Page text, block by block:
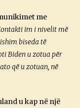
me
im i nivelit më
biseda të
Biden u zotua për
që u zotuan, në
u kap në një